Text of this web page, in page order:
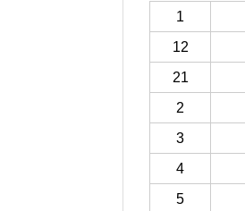
1
12
21
2
3
4
5